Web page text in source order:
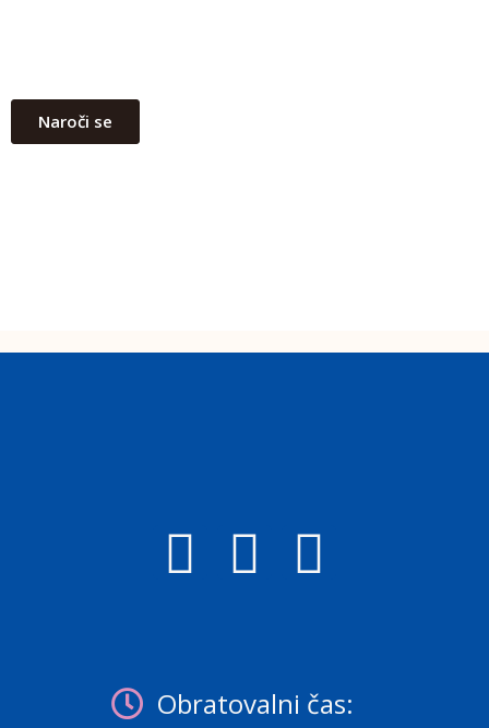
Naroči se
Obratovalni čas: